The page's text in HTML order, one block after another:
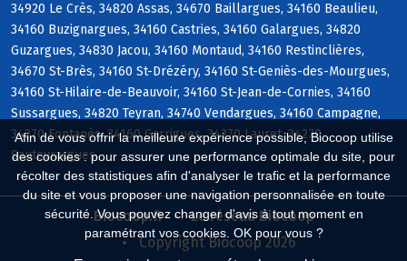
Afin de vous offrir la meilleure expérience possible, Biocoop utilise
des cookies : pour assurer une performance optimale du site, pour
récolter des statistiques afin d'analyser le trafic et la performance
du site et vous proposer une navigation personnalisée en toute
sécurité. Vous pouvez changer d'avis à tout moment en
paramétrant vos cookies. OK pour vous ?
34920 Le Crès, 34820 Assas, 34670 Baillargues, 34160 Beaulieu,
34160 Buzignargues, 34160 Castries, 34160 Galargues, 34820
Guzargues, 34830 Jacou, 34160 Montaud, 34160 Restinclières,
34670 St-Brès, 34160 St-Drézéry, 34160 St-Geniès-des-Mourgues,
34160 St-Hilaire-de-Beauvoir, 34160 St-Jean-de-Cornies, 34160
Sussargues, 34820 Teyran, 34740 Vendargues, 34160 Campagne,
34270 Fontanès, 34160 Garrigues, 34270 Lauret, 34270
Sauteyrargues
Biocoop.fr
Le réseau Biocoop
Copyright Biocoop 2026